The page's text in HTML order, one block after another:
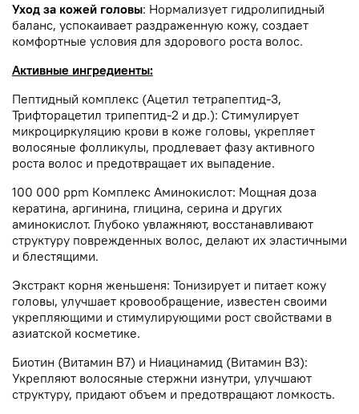
Уход за кожей головы: Нормализует гидролипидный
баланс, успокаивает раздраженную кожу, создает
комфортные условия для здорового роста волос.
Активные ингредиенты:
Пептидный комплекс (Ацетил тетрапептид-3,
Трифторацетил трипептид-2 и др.): Стимулирует
микроциркуляцию крови в коже головы, укрепляет
волосяные фолликулы, продлевает фазу активного
роста волос и предотвращает их выпадение.
100 000 ppm Комплекс Аминокислот: Мощная доза
кератина, аргинина, глицина, серина и других
аминокислот. Глубоко увлажняют, восстанавливают
структуру поврежденных волос, делают их эластичными
и блестящими.
Экстракт корня женьшеня: Тонизирует и питает кожу
головы, улучшает кровообращение, известен своими
укрепляющими и стимулирующими рост свойствами в
азиатской косметике.
Биотин (Витамин B7) и Ниацинамид (Витамин B3):
Укрепляют волосяные стержни изнутри, улучшают
структуру, придают объем и предотвращают ломкость.